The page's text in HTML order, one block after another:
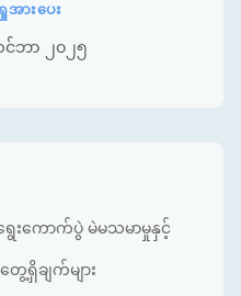
ားပေး
င်ဘာ ၂၀၂၅
းကောက်ပွဲ မဲမသမာမှုနှင့်
ေ့ရှိချက်များ